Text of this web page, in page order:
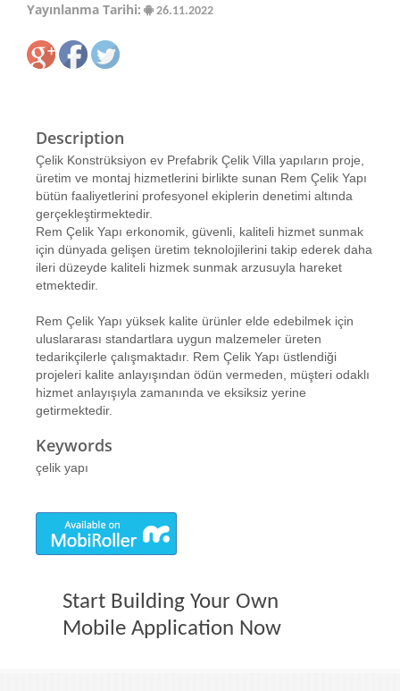
Yayınlanma Tarihi: 26.11.2022
Description
Çelik Konstrüksiyon ev Prefabrik Çelik Villa yapıların proje,
üretim ve montaj hizmetlerini birlikte sunan Rem Çelik Yapı
bütün faaliyetlerini profesyonel ekiplerin denetimi altında
gerçekleştirmektedir.
Rem Çelik Yapı erkonomik, güvenli, kaliteli hizmet sunmak
için dünyada gelişen üretim teknolojilerini takip ederek daha
ileri düzeyde kaliteli hizmek sunmak arzusuyla hareket
etmektedir.
Rem Çelik Yapı yüksek kalite ürünler elde edebilmek için
uluslararası standartlara uygun malzemeler üreten
tedarikçilerle çalışmaktadır. Rem Çelik Yapı üstlendiği
projeleri kalite anlayışından ödün vermeden, müşteri odaklı
hizmet anlayışıyla zamanında ve eksiksiz yerine
getirmektedir.
Keywords
çelik yapı
Start Building Your Own
Mobile Application Now